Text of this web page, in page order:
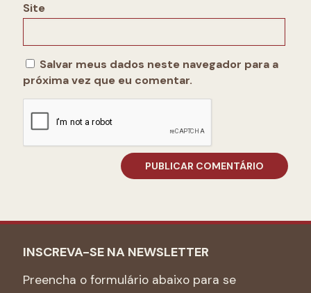
Site
Salvar meus dados neste navegador para a
próxima vez que eu comentar.
INSCREVA-SE NA NEWSLETTER
Preencha o formulário abaixo para se